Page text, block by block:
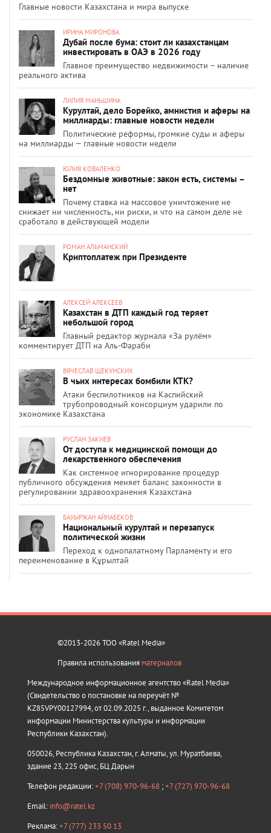
Главные новости Казахстана и мира выпуске
ИРИНА МИРОНОВА
Дубай после бума: стоит ли казахстанцам
инвестировать в ОАЭ в 2026 году
Главное преимущество недвижимости – наличие
реального актива
ЛИЛИЯ МАНЬШИНА
Курултай, дело Борейко, амнистия и аферы на
миллиарды: главные новости недели
Политические реформы, громкие суды и аферы
на миллиарды — главные новости недели
ЮЛИЯ КОВАЛЕНКО
Бездомные животные: закон есть, системы –
нет
Почему ставка на массовое уничтожение не
снижает ни численность, ни риски, и что на самом деле не
сработало в действующей модели
РОМАН АЛЬМАНСКИЙ
Криптоплатеж при Президенте
АЛЕКСЕЙ АЛЕКСЕЕВ
Казахстан в ДТП каждый год теряет
небольшой город
Главный редактор журнала «За рулём»
комментирует ДТП на Аль-Фараби
ВЯЧЕСЛАВ ЩЕКУНСКИХ
В чьих интересах бомбили КТК?
Атаки беспилотников на Каспийский
трубопроводный консорциум ударили по
экономике Казахстана
РУСЛАН ЗАКИЕВ
От доступа к медицинской помощи до
лекарственного обеспечения
Как системное игнорирование процедур
публичного обсуждения меняет баланс законности в
регулировании здравоохранения Казахстана
БАУЫРЖАН АЙНАБЕКОВ
Национальный курултай и перезапуск
политической жизни
Переход к однопалатному Парламенту и его
переименование в Құрылтай
©2013-2026 ТОО «Ratel Media»
Правила использования материалов
Международное информационное агентство «Ratel Media»
(Свидетельство о постановке на переучёт №
KZ85VPY00127994, от 02.09.2025 г., выданное Комитетом
информации Министерства культуры и информации
Республики Казахстан).
050026, Республика Казахстан, г. Алматы, ул. Муратбаева,
здание 23, 225 офис, БЦ Дарын
Телефон редакции:+7 (708) 970-96-68 ;+7 (727) 970-96-68
Email: info@ratel.kz
Реклама:+7 (777) 233 50 13